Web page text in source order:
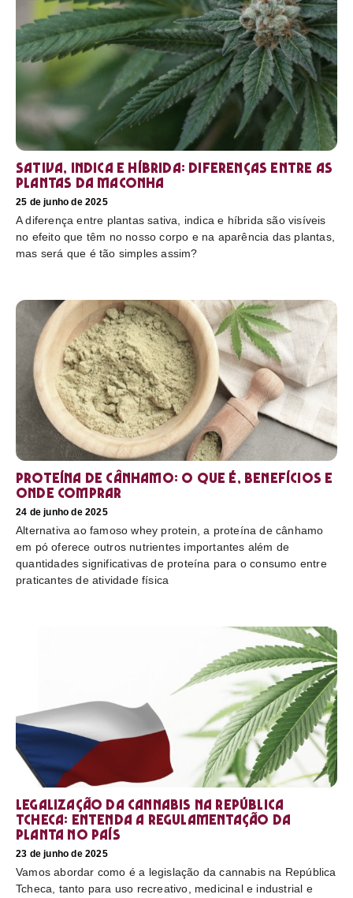
Sativa, Indica e Híbrida: diferenças entre as
plantas da maconha
25 de junho de 2025
A diferença entre plantas sativa, indica e híbrida são visíveis
no efeito que têm no nosso corpo e na aparência das plantas,
mas será que é tão simples assim?
Proteína de cânhamo: o que é, benefícios e
onde comprar
24 de junho de 2025
Alternativa ao famoso whey protein, a proteína de cânhamo
em pó oferece outros nutrientes importantes além de
quantidades significativas de proteína para o consumo entre
praticantes de atividade física
Legalização da cannabis na República
Tcheca: entenda a regulamentação da
planta no país
23 de junho de 2025
Vamos abordar como é a legislação da cannabis na República
Tcheca, tanto para uso recreativo, medicinal e industrial e